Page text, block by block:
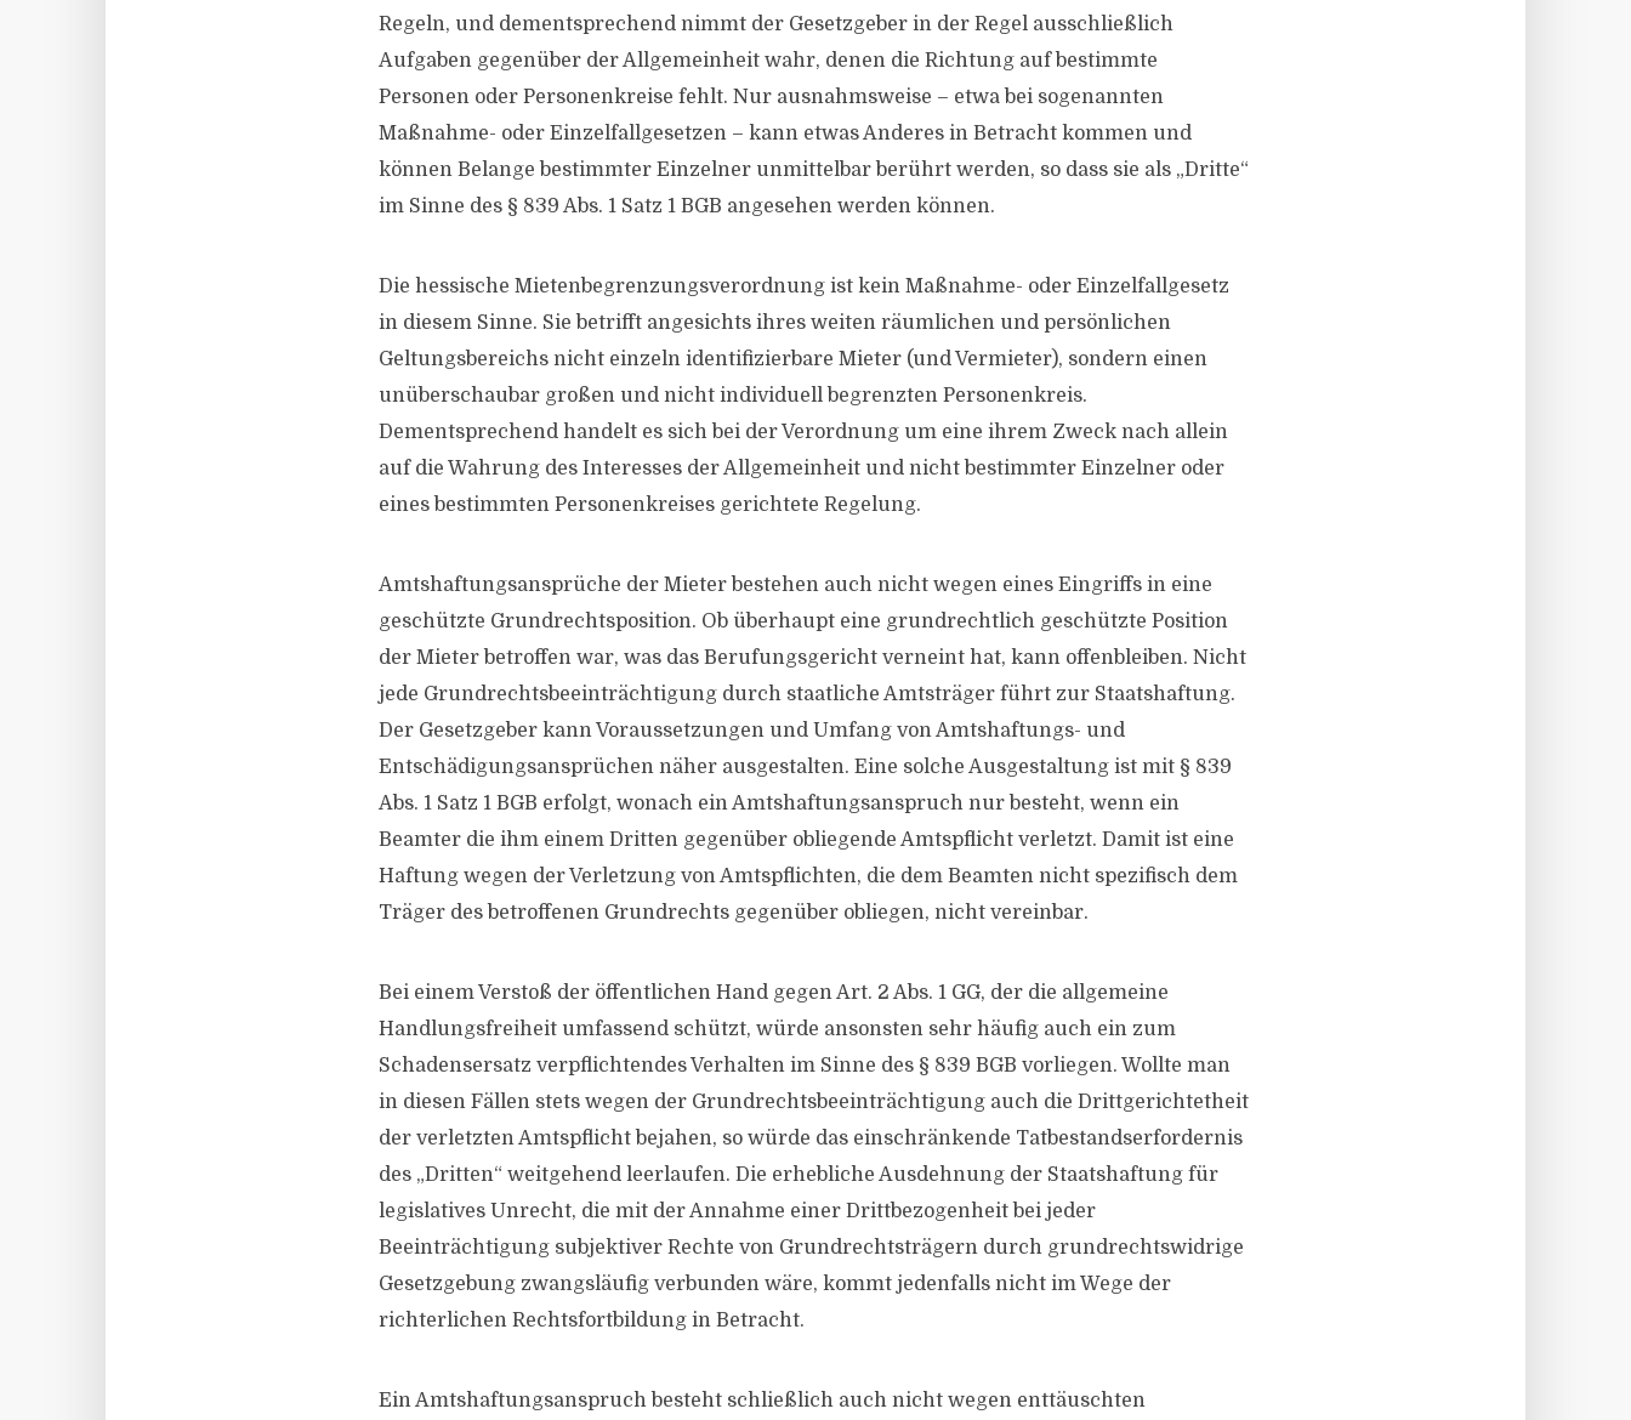
Regeln, und dementsprechend nimmt der Gesetzgeber in der Regel ausschließlich
Aufgaben gegenüber der Allgemeinheit wahr, denen die Richtung auf bestimmte
Personen oder Personenkreise fehlt. Nur ausnahmsweise – etwa bei sogenannten
Maßnahme- oder Einzelfallgesetzen – kann etwas Anderes in Betracht kommen und
können Belange bestimmter Einzelner unmittelbar berührt werden, so dass sie als „Dritte“
im Sinne des § 839 Abs. 1 Satz 1 BGB angesehen werden können.
Die hessische Mietenbegrenzungsverordnung ist kein Maßnahme- oder Einzelfallgesetz
in diesem Sinne. Sie betrifft angesichts ihres weiten räumlichen und persönlichen
Geltungsbereichs nicht einzeln identifizierbare Mieter (und Vermieter), sondern einen
unüberschaubar großen und nicht individuell begrenzten Personenkreis.
Dementsprechend handelt es sich bei der Verordnung um eine ihrem Zweck nach allein
auf die Wahrung des Interesses der Allgemeinheit und nicht bestimmter Einzelner oder
eines bestimmten Personenkreises gerichtete Regelung.
Amtshaftungsansprüche der Mieter bestehen auch nicht wegen eines Eingriffs in eine
geschützte Grundrechtsposition. Ob überhaupt eine grundrechtlich geschützte Position
der Mieter betroffen war, was das Berufungsgericht verneint hat, kann offenbleiben. Nicht
jede Grundrechtsbeeinträchtigung durch staatliche Amtsträger führt zur Staatshaftung.
Der Gesetzgeber kann Voraussetzungen und Umfang von Amtshaftungs- und
Entschädigungsansprüchen näher ausgestalten. Eine solche Ausgestaltung ist mit § 839
Abs. 1 Satz 1 BGB erfolgt, wonach ein Amtshaftungsanspruch nur besteht, wenn ein
Beamter die ihm einem Dritten gegenüber obliegende Amtspflicht verletzt. Damit ist eine
Haftung wegen der Verletzung von Amtspflichten, die dem Beamten nicht spezifisch dem
Träger des betroffenen Grundrechts gegenüber obliegen, nicht vereinbar.
Bei einem Verstoß der öffentlichen Hand gegen Art. 2 Abs. 1 GG, der die allgemeine
Handlungsfreiheit umfassend schützt, würde ansonsten sehr häufig auch ein zum
Schadensersatz verpflichtendes Verhalten im Sinne des § 839 BGB vorliegen. Wollte man
in diesen Fällen stets wegen der Grundrechtsbeeinträchtigung auch die Drittgerichtetheit
der verletzten Amtspflicht bejahen, so würde das einschränkende Tatbestandserfordernis
des „Dritten“ weitgehend leerlaufen. Die erhebliche Ausdehnung der Staatshaftung für
legislatives Unrecht, die mit der Annahme einer Drittbezogenheit bei jeder
Beeinträchtigung subjektiver Rechte von Grundrechtsträgern durch grundrechtswidrige
Gesetzgebung zwangsläufig verbunden wäre, kommt jedenfalls nicht im Wege der
richterlichen Rechtsfortbildung in Betracht.
Ein Amtshaftungsanspruch besteht schließlich auch nicht wegen enttäuschten